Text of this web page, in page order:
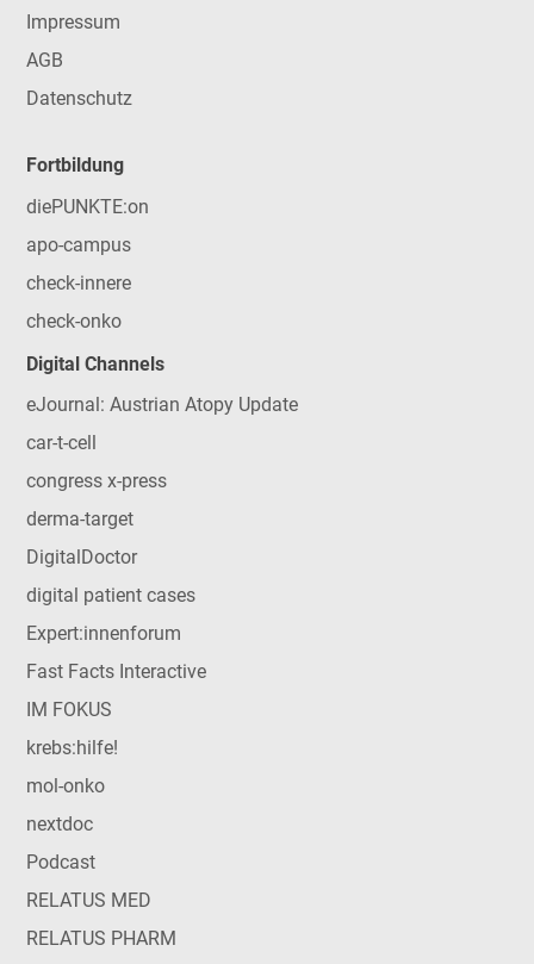
Impressum
AGB
Datenschutz
Fortbildung
diePUNKTE:on
apo-campus
check-innere
check-onko
Digital Channels
eJournal: Austrian Atopy Update
car-t-cell
congress x-press
derma-target
DigitalDoctor
digital patient cases
Expert:innenforum
Fast Facts Interactive
IM FOKUS
krebs:hilfe!
mol-onko
nextdoc
Podcast
RELATUS MED
RELATUS PHARM